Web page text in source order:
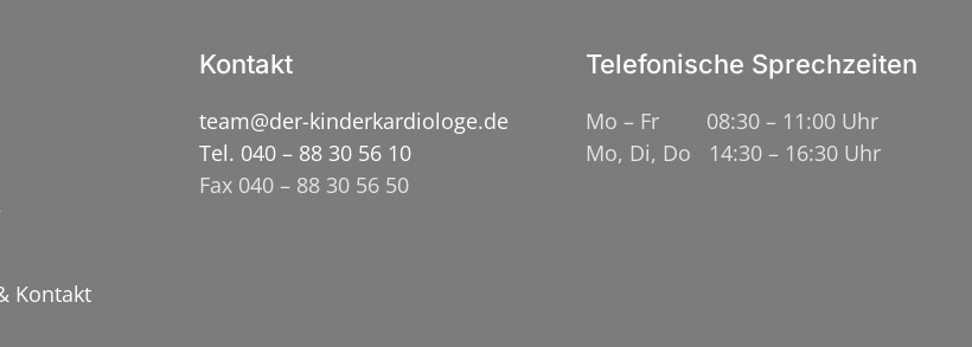
Kontakt
Kontakt
team@der-kinderkardiologe.de
Tel. 040 – 88 30 56 10
Fax 040 – 88 30 56 50
Telefonische Sprechzeiten
Mo – Fr 08:30 – 11:00 Uhr
Mo, Di, Do 14:30 – 16:30 Uhr